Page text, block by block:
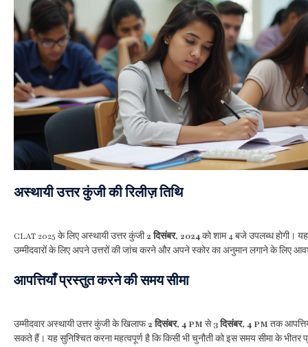
अस्थायी उत्तर कुंजी की रिलीज़ तिथि
CLAT 2025 के लिए अस्थायी उत्तर कुंजी2 दिसंबर, 2024को शाम 4 बजे उपलब्ध होगी।
उम्मीदवारों के लिए अपने उत्तरों की जांच करने और अपने स्कोर का अनुमान लगाने के लिए
आपत्तियाँ प्रस्तुत करने की समय सीमा
उम्मीदवार अस्थायी उत्तर कुंजी के खिलाफ2 दिसंबर, 4 PM से3 दिसंबर, 4 PM तक
सकते हैं। यह सुनिश्चित करना महत्वपूर्ण है कि किसी भी चुनौती को इस समय सीमा के भीतर